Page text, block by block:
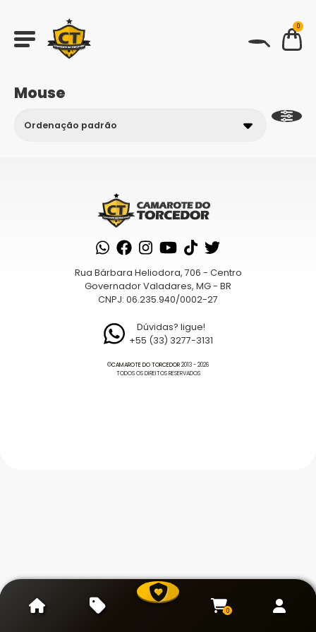
0
Mouse
Rua Bárbara Heliodora, 706 - Centro
Governador Valadares, MG - BR
CNPJ: 06.235.940/0002-27
Dúvidas? ligue!
+55 (33) 3277-3131
©CAMAROTE DO TORCEDOR2013 - 2026
TODOS OS DIREITOS RESERVADOS
0